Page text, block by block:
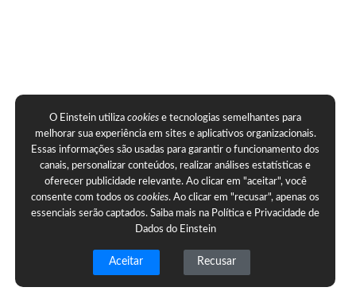
O Einstein utilizacookies e tecnologias semelhantes para
melhorar sua experiência em sites e aplicativos organizacionais.
Essas informações são usadas para garantir o funcionamento dos
canais, personalizar conteúdos, realizar análises estatísticas e
oferecer publicidade relevante. Ao clicar em "aceitar", você
consente com todos oscookies. Ao clicar em "recusar", apenas os
essenciais serão captados. Saiba mais na Política e Privacidade de
Dados do Einstein
Aceitar Recusar